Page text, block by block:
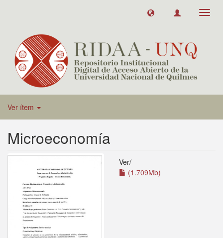
Ver ítem
Microeconomía
Ver/
(1.709Mb)